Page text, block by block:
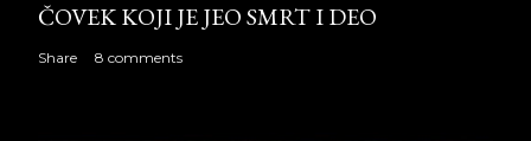
ČOVEK KOJI JE JEO SMRT I DEO
Share 8 comments